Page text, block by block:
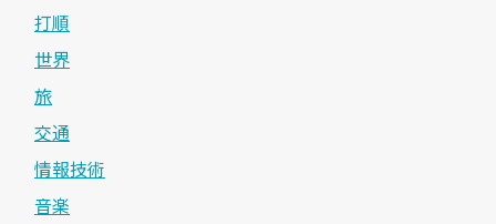
打順
世界
旅
交通
情報技術
音楽